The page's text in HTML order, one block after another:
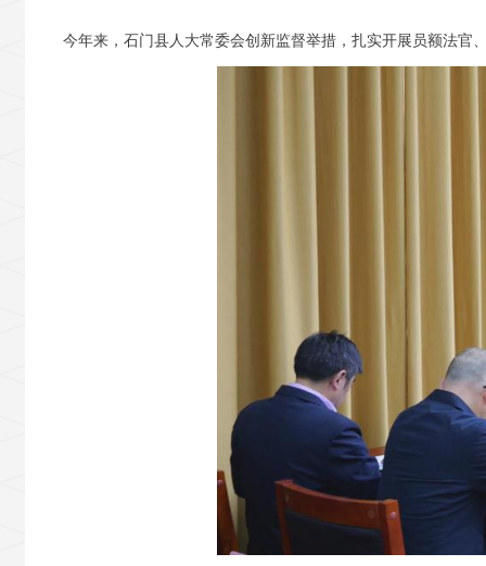
今年来，石门县人大常委会创新监督举措，扎实开展员额法官